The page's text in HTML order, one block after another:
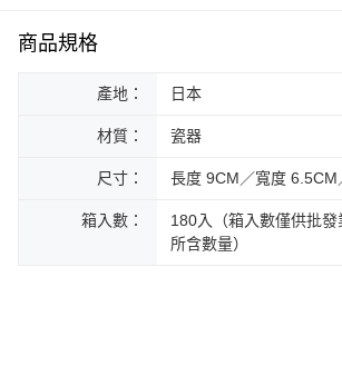
黑貓本島宅配
每筆NT$200，滿NT$1,000(含以上)免運費
黑貓外島宅配
商品規格
產地： 日本
材質： 瓷器
尺寸： 長度 9CM／寬度 6.5CM
箱入數：
180入（箱入數僅供批
所含數量）